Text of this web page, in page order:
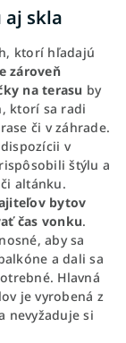
aj skla
ktorí hľadajú
zároveň
na terasu by
ktorí sa radi
či v záhrade.
v
štýlu a
altánku.
bytov
čas vonku.
aby sa
a dali sa
Hlavná
je vyrobená z
nevyžaduje si